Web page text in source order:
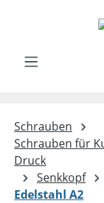
Zum Hauptinhalt
Schrauben
Schrauben für
Druck
Senkkopf
Edelstahl A2